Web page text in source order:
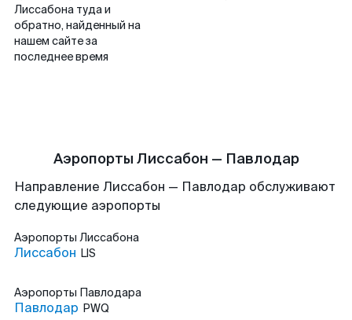
Лиссабона туда и
обратно, найденный на
нашем сайте за
последнее время
Аэропорты Лиссабон — Павлодар
Направление Лиссабон — Павлодар обслуживают
следующие аэропорты
Аэропорты Лиссабона
Лиссабон LIS
Аэропорты Павлодара
Павлодар PWQ